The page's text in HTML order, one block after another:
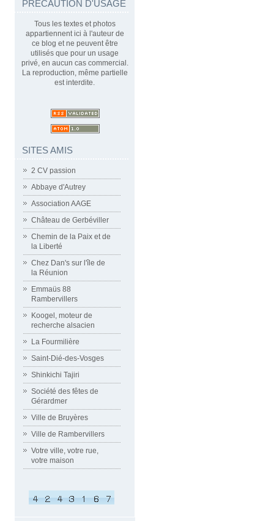
PRÉCAUTION D'USAGE
Tous les textes et photos
appartiennent ici à l'auteur de
ce blog et ne peuvent être
utilisés que pour un usage
privé, en aucun cas commercial.
La reproduction, même partielle
est interdite.
SITES AMIS
2 CV passion
Abbaye d'Autrey
Association AAGE
Château de Gerbéviller
Chemin de la Paix et de
la Liberté
Chez Dan's sur l'île de
la Réunion
Emmaüs 88
Rambervillers
Koogel, moteur de
recherche alsacien
La Fourmilière
Saint-Dié-des-Vosges
Shinkichi Tajiri
Société des fêtes de
Gérardmer
Ville de Bruyères
Ville de Rambervillers
Votre ville, votre rue,
votre maison